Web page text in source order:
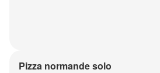
Pizza normande solo